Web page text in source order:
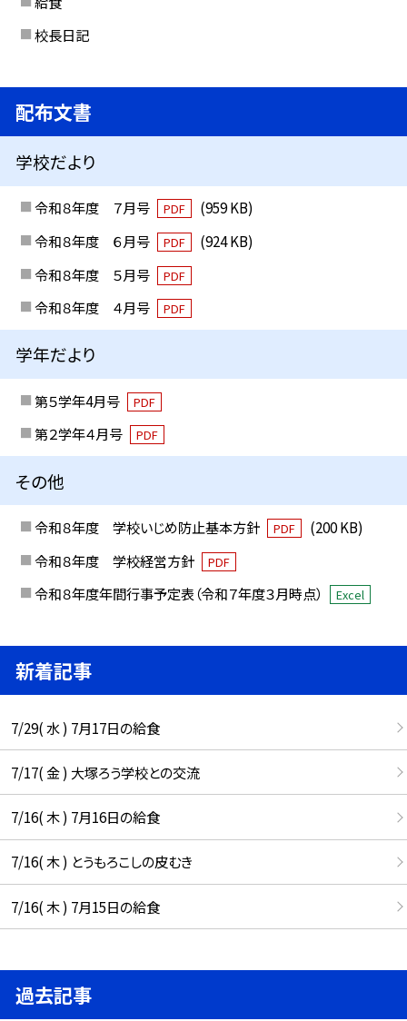
校長日記
配布文書
学校だより
令和８年度 ７月号 PDF
(959 KB)
令和８年度 ６月号
PDF
(924 KB)
令和８年度 ５月号
PDF
令和８年度 ４月号 PDF
学年だより
第５学年4月号 PDF
第２学年４月号 PDF
その他
令和８年度 学校いじめ防止基本方針 PDF
(200 KB)
令和８年度 学校経営方針
PDF
令和８年度年間行事予定表（令和７年度３月時点） Excel
新着記事
7/29( 水 ) 7月17日の給食
7/17( 金 ) 大塚ろう学校との交流
7/16( 木 ) 7月16日の給食
7/16( 木 ) とうもろこしの皮むき
7/16( 木 ) 7月15日の給食
過去記事